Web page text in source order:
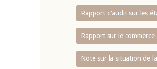
Rapport d‘audit sur les
Rapport sur le
Note sur la situation de